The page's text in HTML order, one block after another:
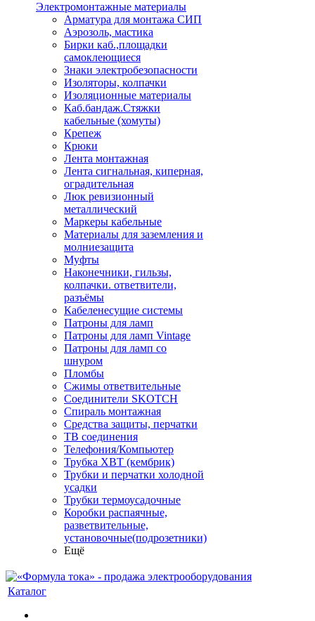
Электромонтажные материалы
Арматура для монтажа СИП
Аэрозоль, мастика
Бирки каб.,площадки
самоклеющиеся
Знаки электробезопасности
Изоляторы, колпачки
Изоляционные материалы
Каб.бандаж.Стяжки
кабельные (хомуты)
Крепеж
Крюки
Лента монтажная
Лента сигнальная, киперная,
оградительная
Люк ревизионный
металлический
Маркеры кабельные
Материалы для заземления и
молниезащита
Муфты
Наконечники, гильзы,
колпачки. ответвители,
разъёмы
Кабеленесущие системы
Патроны для ламп
Патроны для ламп Vintage
Патроны для ламп со
шнуром
Пломбы
Сжимы ответвительные
Соединители SKOTCH
Спираль монтажная
Средства защиты, перчатки
ТВ соединения
Телефония/Компьютер
Трубка ХВТ (кембрик)
Трубки и перчатки холодной
усадки
Трубки термоусадочные
Коробки распаячные,
разветвительные,
установочные(подрозетники)
Ещё
Каталог